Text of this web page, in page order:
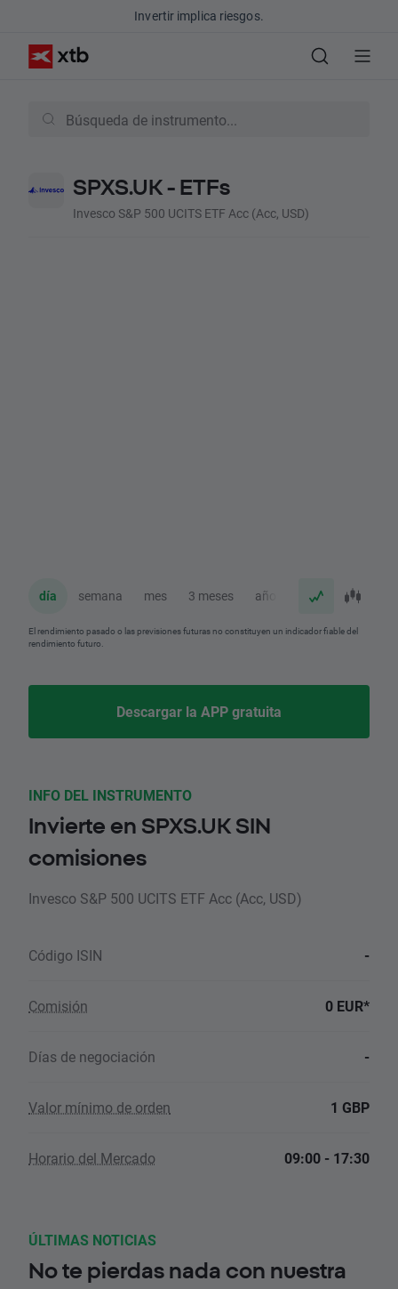
Invertir implica riesgos.
SPXS.UK - ETFs
Invesco S&P 500 UCITS ETF Acc (Acc, USD)
día semana mes 3 meses año
El rendimiento pasado o las previsiones futuras no constituyen un indicador fiable del
rendimiento futuro.
Descargar la APP gratuita
INFO DEL INSTRUMENTO
Invierte en SPXS.UK SIN
comisiones
Invesco S&P 500 UCITS ETF Acc (Acc, USD)
Código ISIN -
Comisión 0 EUR*
Días de negociación -
Valor mínimo de orden 1 GBP
Horario del Mercado 09:00 - 17:30
ÚLTIMAS NOTICIAS
No te pierdas nada con nuestra